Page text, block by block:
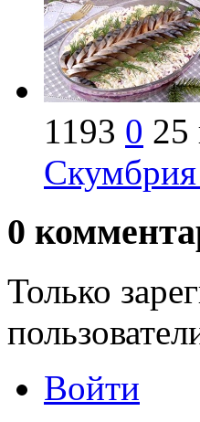
1193 0 25
0
Только
Войти